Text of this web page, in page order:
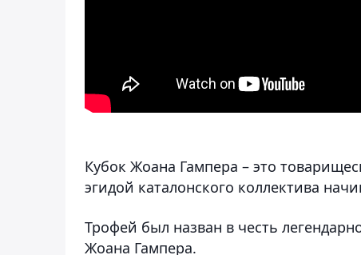
Кубок Жоана Гампера – это
эгидой каталонского коллектива
Трофей был назван в честь
Жоана Гампера.